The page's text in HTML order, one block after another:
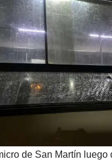
de San Martín luego